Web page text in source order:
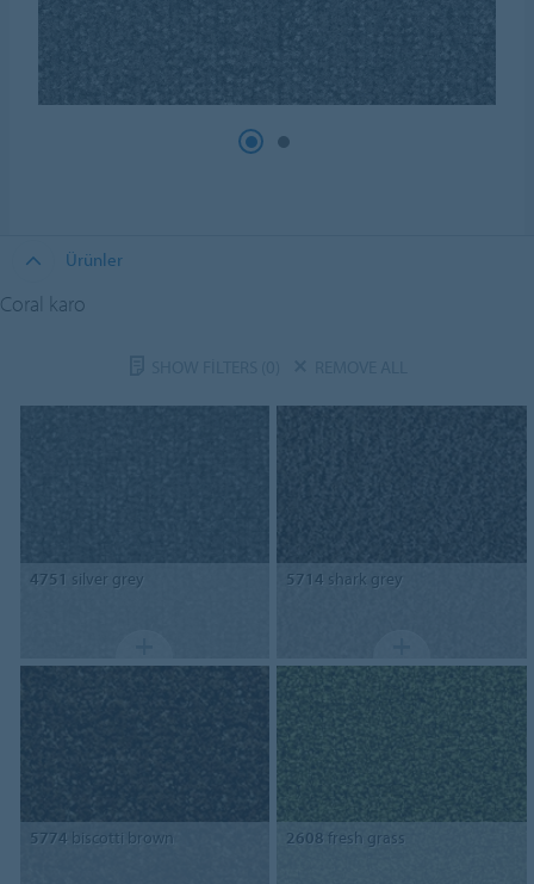
Ürünler
Coral karo
4751 silver grey 5714 shark grey
5774 biscotti brown 2608 fresh grass